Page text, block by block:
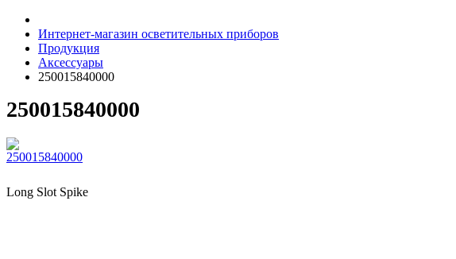
Интернет-магазин осветительных приборов
Продукция
Аксессуары
250015840000
250015840000
Long Slot Spike